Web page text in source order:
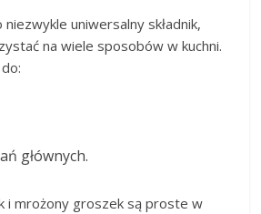
niezwykle uniwersalny składnik,
na wiele sposobów w kuchni.
głównych.
i mrożony groszek są proste w